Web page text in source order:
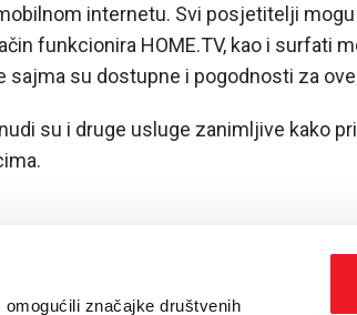
značajke društvenih
internetu. Svi posjetitelji
funkcionira HOME.TV, kao i surfati
sajma su dostupne i pogodnosti za
su i druge usluge zanimljive kako